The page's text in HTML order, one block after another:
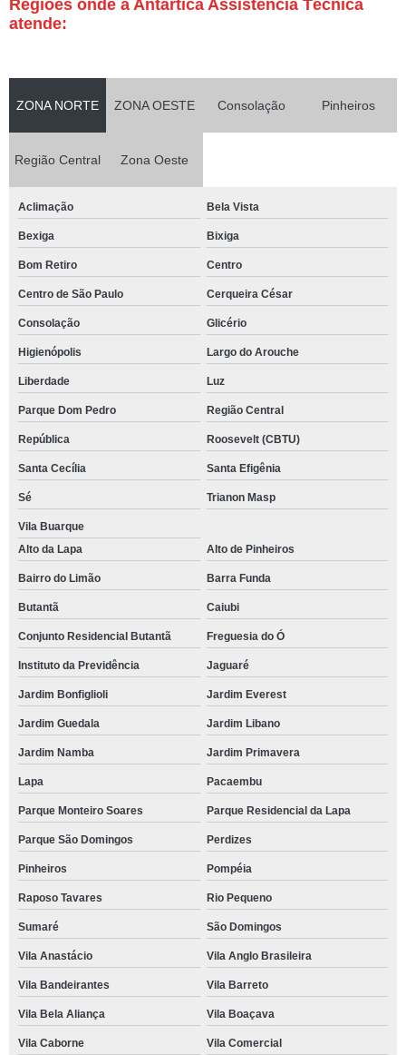
Regiões onde a Antártica Assistência Técnica
atende:
ZONA NORTE ZONA OESTE Consolação Pinheiros
Região Central Zona Oeste
Aclimação Bela Vista
Bexiga Bixiga
Bom Retiro Centro
Centro de São Paulo Cerqueira César
Consolação Glicério
Higienópolis Largo do Arouche
Liberdade Luz
Parque Dom Pedro Região Central
República Roosevelt (CBTU)
Santa Cecília Santa Efigênia
Sé Trianon Masp
Vila Buarque
Alto da Lapa
Alto de Pinheiros
Bairro do Limão Barra Funda
Butantã Caiubi
Conjunto Residencial Butantã Freguesia do Ó
Instituto da Previdência Jaguaré
Jardim Bonfiglioli Jardim Everest
Jardim Guedala Jardim Libano
Jardim Namba Jardim Primavera
Lapa Pacaembu
Parque Monteiro Soares Parque Residencial da Lapa
Parque São Domingos Perdizes
Pinheiros Pompéia
Raposo Tavares Rio Pequeno
Sumaré São Domingos
Vila Anastácio Vila Anglo Brasileira
Vila Bandeirantes Vila Barreto
Vila Bela Aliança Vila Boaçava
Vila Caborne Vila Comercial